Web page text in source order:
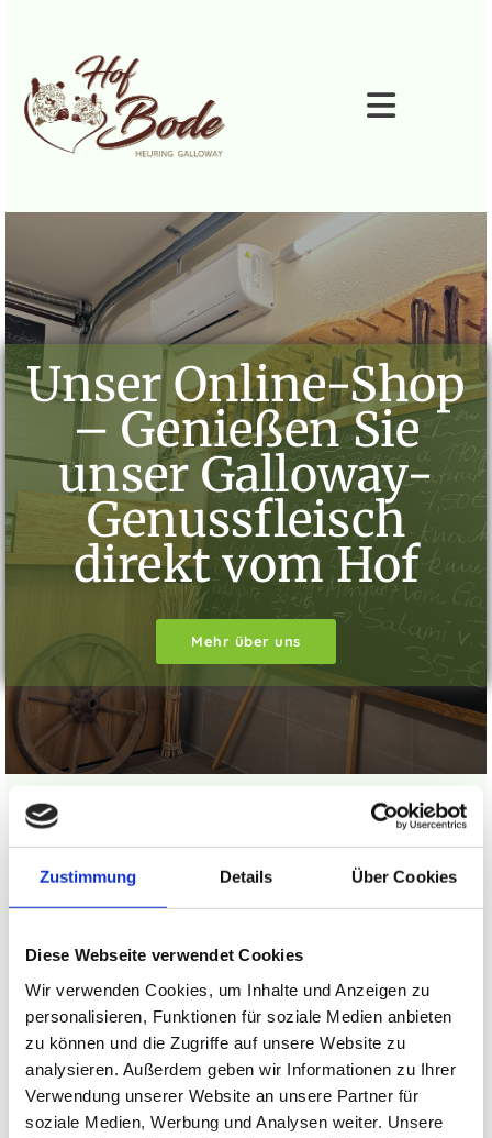
Zustimmung Details Über Cookies
Diese Webseite verwendet Cookies
Wir verwenden Cookies, um Inhalte und Anzeigen zu
personalisieren, Funktionen für soziale Medien anbieten
zu können und die Zugriffe auf unsere Website zu
analysieren. Außerdem geben wir Informationen zu Ihrer
Verwendung unserer Website an unsere Partner für
soziale Medien, Werbung und Analysen weiter. Unsere
Unser Online‑Shop
– Genießen Sie
unser Galloway-
Genussfleisch
direkt vom Hof
Mehr über uns
Aktuelle Informationen
Tiefgekühlte Ware ist bei uns immer zur
Selbstabholung verfügbar.
Abhol/Öffnungszeiten